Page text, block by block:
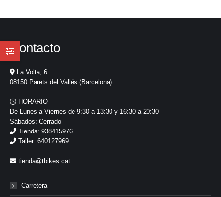
Contacto
La Volta, 6
08150 Parets del Vallés (Barcelona)
HORARIO
De Lunes a Viernes de 9:30 a 13:30 y 16:30 a 20:30
Sábados: Cerrado
Tienda: 938415976
Taller: 640127969
tienda@tbikes.cat
Carretera